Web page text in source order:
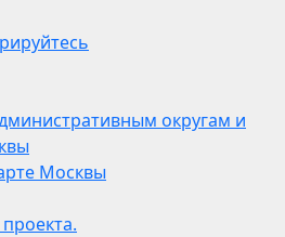
округам и
Москвы